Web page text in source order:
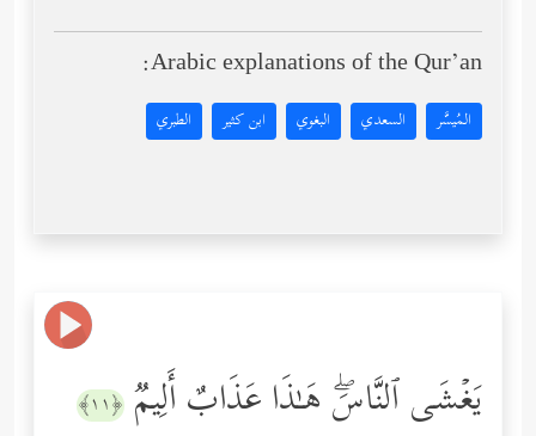
Arabic explanations of the Qur’an:
المُيسَّر السعدي البغوي ابن كثير الطبري
یَغۡشَى ٱلنَّاسَۖ هَـٰذَا عَذَابٌ أَلِیمࣱ ﴿١١﴾